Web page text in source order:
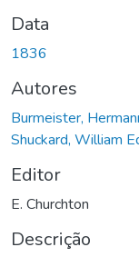
Data
1836
Autores
Burmeister,
Shuckard, William
Editor
E. Churchton
Descrição